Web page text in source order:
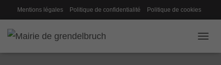
Mentions légales Politique de confidentialité Politique de cookies